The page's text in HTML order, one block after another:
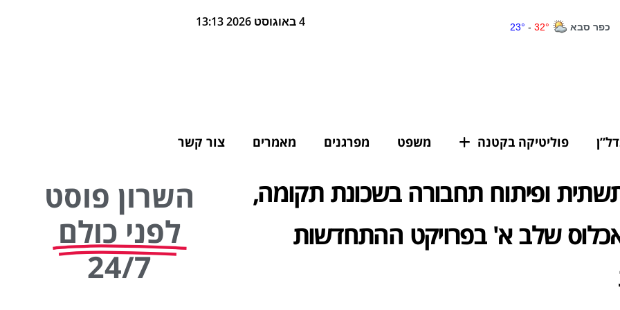
4 באוגוסט 2026 13:13
פוליטיקה בקטנה משפט מפרגנים מאמרים צור קשר
ופיתוח תחבורה בשכונת תקומה,
שלב א' בפרויקט ההתחדשות
השרון פוסט
לפני כולם
24/7